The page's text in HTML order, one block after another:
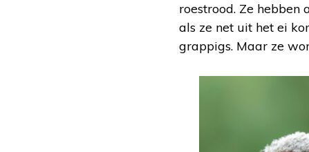
roestrood. Ze hebben
als ze net uit het ei
grappigs. Maar ze